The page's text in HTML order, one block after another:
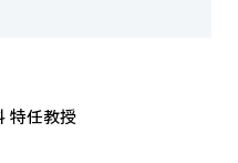
特任教授